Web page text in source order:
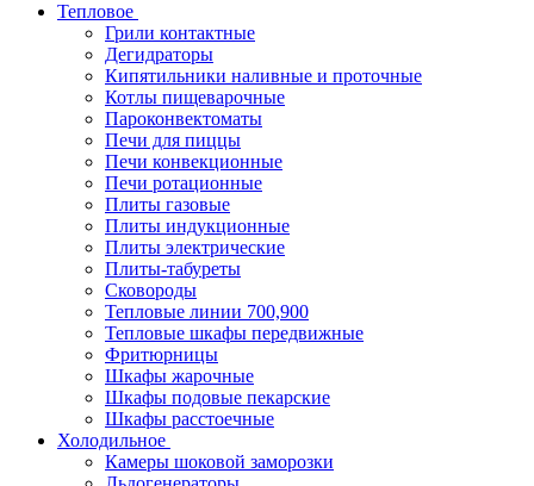
Тепловое
Грили контактные
Дегидраторы
Кипятильники наливные и проточные
Котлы пищеварочные
Пароконвектоматы
Печи для пиццы
Печи конвекционные
Печи ротационные
Плиты газовые
Плиты индукционные
Плиты электрические
Плиты-табуреты
Сковороды
Тепловые линии 700,900
Тепловые шкафы передвижные
Фритюрницы
Шкафы жарочные
Шкафы подовые пекарские
Шкафы расстоечные
Холодильное
Камеры шоковой заморозки